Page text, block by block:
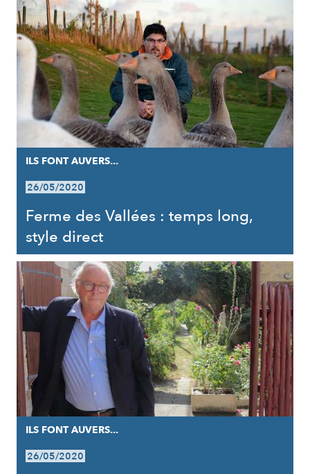
ILS FONT AUVERS...
26/05/2020
Ferme des Vallées : temps long,
style direct
ILS FONT AUVERS...
26/05/2020